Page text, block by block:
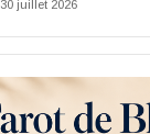
30 juillet 2026